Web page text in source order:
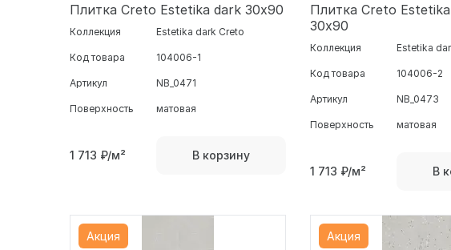
Плитка Creto Estetika dark 30х90
Коллекция Estetika dark Creto
Код товара 104006-1
Артикул NB_0471
Поверхность матовая
1 713 ₽/м² В корзину
Плитка Creto
30х90
Коллекция Estetika
Код товара 104006-2
Артикул NB_0473
Поверхность матовая
1 713 ₽/м² В
Акция Акция